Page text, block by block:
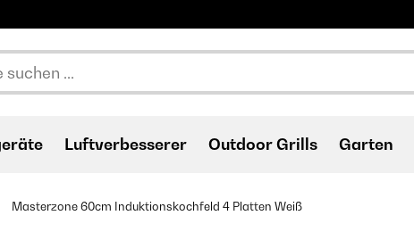
Luftverbesserer Outdoor Grills Garten
Masterzone 60cm Induktionskochfeld 4 Platten Weiß